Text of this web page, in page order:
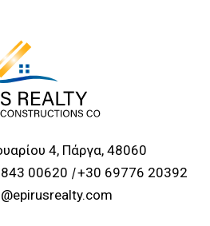
4, Πάργα, 48060
00620 |+30 69776 20392